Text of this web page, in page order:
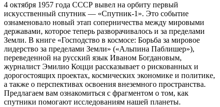
4 октября 1957 года СССР вывел на орбиту первый
искусственный спутник — «Спутник-1». Это событие
ознаменовало новый этап соперничества между мировыми
державами, которое теперь разворачивалось и за пределами
Земли. В книге «Господство в космосе: Борьба за мировое
лидерство за пределами Земли» («Альпина Паблишер»),
переведенной на русский язык Иваном Богдановым,
журналист Эмилио Коцци рассказывает о рискованных и
дорогостоящих проектах, космических экономике и политике,
а также о перспективах освоения внеземного пространства.
Предлагаем вам ознакомиться с фрагментом о том, как
спутники помогают исследованиям нашей планеты.